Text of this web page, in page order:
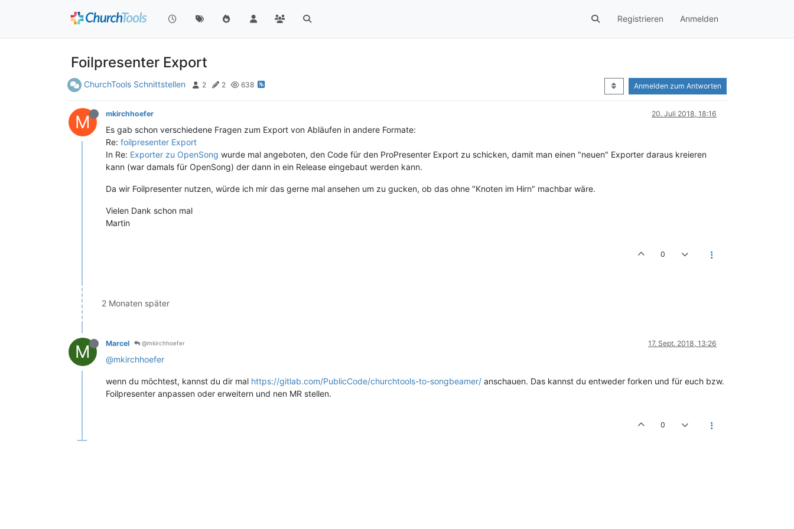
Registrieren Anmelden
Foilpresenter Export
ChurchTools Schnittstellen 2 2 638 Anmelden zum Antworten
M mkirchhoefer 20. Juli 2018, 18:16
Es gab schon verschiedene Fragen zum Export von Abläufen in andere Formate:
Re: foilpresenter Export
In Re: Exporter zu OpenSong wurde mal angeboten, den Code für den ProPresenter Export zu schicken, damit man einen "neuen" Exporter daraus kreieren
kann (war damals für OpenSong) der dann in ein Release eingebaut werden kann.
Da wir Foilpresenter nutzen, würde ich mir das gerne mal ansehen um zu gucken, ob das ohne "Knoten im Hirn" machbar wäre.
Vielen Dank schon mal
Martin
0
2 Monaten später
M Marcel @mkirchhoefer 17. Sept. 2018, 13:26
@mkirchhoefer
wenn du möchtest, kannst du dir mal https://gitlab.com/PublicCode/churchtools-to-songbeamer/ anschauen. Das kannst du entweder forken und für euch bzw.
Foilpresenter anpassen oder erweitern und nen MR stellen.
0